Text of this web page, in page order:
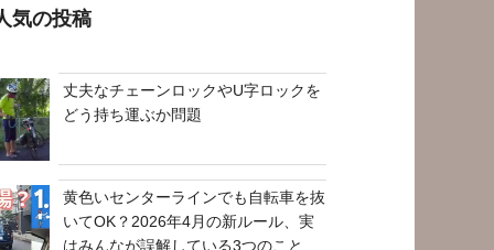
気の投稿
丈夫なチェーンロックやU字ロックを
どう持ち運ぶか問題
黄色いセンターラインでも自転車を抜
いてOK？2026年4月の新ルール、実
はみんなが誤解している3つのこと